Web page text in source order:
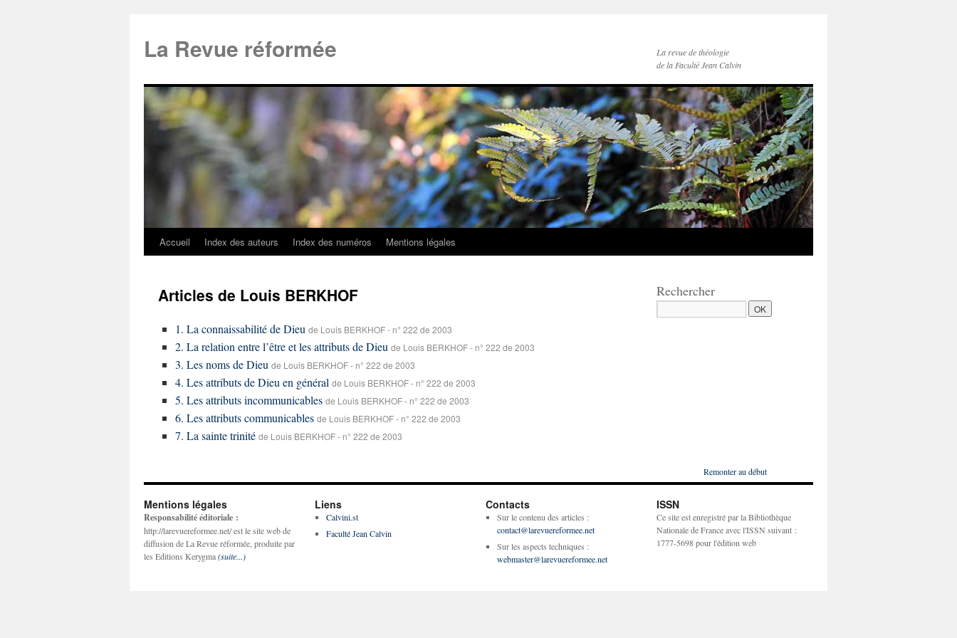
La Revue réformée
La revue de théologie
de la Faculté Jean Calvin
Accueil Index des auteurs Index des numéros Mentions légales
Articles de Louis BERKHOF
1. La connaissabilité de Dieu de Louis BERKHOF - n° 222 de 2003
2. La relation entre l’être et les attributs de Dieu de Louis BERKHOF - n° 222 de 2003
3. Les noms de Dieu de Louis BERKHOF - n° 222 de 2003
4. Les attributs de Dieu en général de Louis BERKHOF - n° 222 de 2003
5. Les attributs incommunicables de Louis BERKHOF - n° 222 de 2003
6. Les attributs communicables de Louis BERKHOF - n° 222 de 2003
7. La sainte trinité de Louis BERKHOF - n° 222 de 2003
Rechercher
Remonter au début
Mentions légales
Responsabilité éditoriale :
http://larevuereformee.net/ est le site web de
diffusion de La Revue réformée, produite par
les Editions Kerygma(suite...)
Liens
Calvini.st
Faculté Jean Calvin
Contacts
Sur le contenu des articles :
contact@larevuereformee.net
Sur les aspects techniques :
webmaster@larevuereformee.net
ISSN
Ce site est enregistré par la Bibliothèque
Nationale de France avec l'ISSN suivant :
1777-5698 pour l'édition web